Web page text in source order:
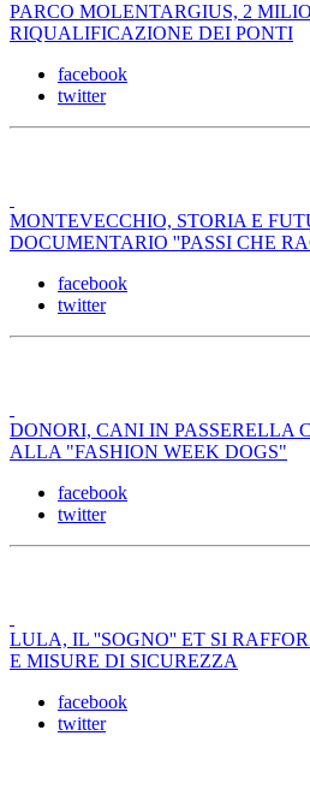
PARCO MOLENTARGIUS, 2
RIQUALIFICAZIONE DEI PONTI
facebook
twitter
MONTEVECCHIO, STORIA E
DOCUMENTARIO ''PASSI CHE
facebook
twitter
DONORI, CANI IN PASSERELLA
ALLA "FASHION WEEK DOGS"
facebook
twitter
LULA, IL ''SOGNO'' ET SI
E MISURE DI SICUREZZA
facebook
twitter